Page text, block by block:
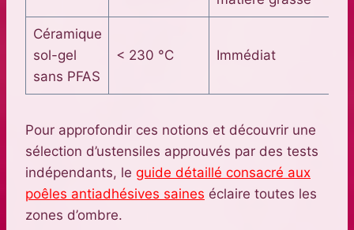
Céramique
sol-gel
sans PFAS
< 230 °C Immédiat
Pour approfondir ces notions et découvrir une
sélection d’ustensiles approuvés par des tests
indépendants, le guide détaillé consacré aux
poêles antiadhésives saines éclaire toutes les
zones d’ombre.